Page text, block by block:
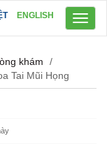
ENGLISH
khám
/
Tai Mũi Họng